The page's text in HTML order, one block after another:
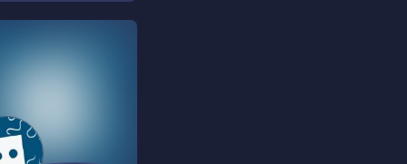
ter pelo